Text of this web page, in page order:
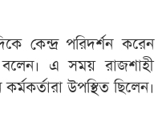
কেন্দ্র পরিদর্শন করেন
বলেন। এ সময় রাজশাহী
উপস্থিত ছিলেন।